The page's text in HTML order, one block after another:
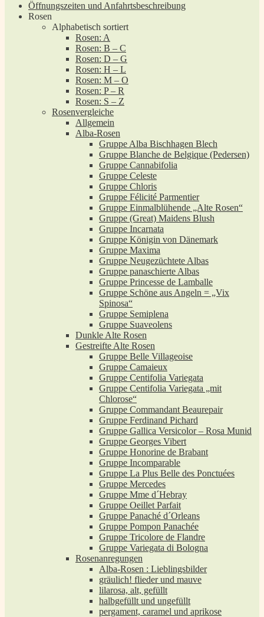
Öffnungszeiten und Anfahrtsbeschreibung
Rosen
Alphabetisch sortiert
Rosen: A
Rosen: B – C
Rosen: D – G
Rosen: H – L
Rosen: M – O
Rosen: P – R
Rosen: S – Z
Rosenvergleiche
Allgemein
Alba-Rosen
Gruppe Alba Bischhagen Blech
Gruppe Blanche de Belgique (Pedersen)
Gruppe Cannabifolia
Gruppe Celeste
Gruppe Chloris
Gruppe Félicité Parmentier
Gruppe Einmalblühende „Alte Rosen“
Gruppe (Great) Maidens Blush
Gruppe Incarnata
Gruppe Königin von Dänemark
Gruppe Maxima
Gruppe Neugezüchtete Albas
Gruppe panaschierte Albas
Gruppe Princesse de Lamballe
Gruppe Schöne aus Angeln = „Vix
Spinosa“
Gruppe Semiplena
Gruppe Suaveolens
Dunkle Alte Rosen
Gestreifte Alte Rosen
Gruppe Belle Villageoise
Gruppe Camaieux
Gruppe Centifolia Variegata
Gruppe Centifolia Variegata „mit
Chlorose“
Gruppe Commandant Beaurepair
Gruppe Ferdinand Pichard
Gruppe Gallica Versicolor – Rosa Munid
Gruppe Georges Vibert
Gruppe Honorine de Brabant
Gruppe Incomparable
Gruppe La Plus Belle des Ponctuées
Gruppe Mercedes
Gruppe Mme d´Hebray
Gruppe Oeillet Parfait
Gruppe Panaché d´Orleans
Gruppe Pompon Panachée
Gruppe Tricolore de Flandre
Gruppe Variegata di Bologna
Rosenanregungen
Alba-Rosen : Lieblingsbilder
gräulich! flieder und mauve
lilarosa, alt, gefüllt
halbgefüllt und ungefüllt
pergament, caramel und aprikose